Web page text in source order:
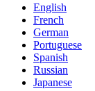
English
French
German
Portuguese
Spanish
Russian
Japanese